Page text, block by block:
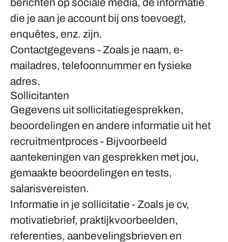
berichten op sociale media, de informatie
die je aan je account bij ons toevoegt,
enquêtes, enz. zijn.
Contactgegevens - Zoals je naam, e-
mailadres, telefoonnummer en fysieke
adres.
Sollicitanten
Gegevens uit sollicitatiegesprekken,
beoordelingen en andere informatie uit het
recruitmentproces - Bijvoorbeeld
aantekeningen van gesprekken met jou,
gemaakte beoordelingen en tests,
salarisvereisten.
Informatie in je sollicitatie - Zoals je cv,
motivatiebrief, praktijkvoorbeelden,
referenties, aanbevelingsbrieven en